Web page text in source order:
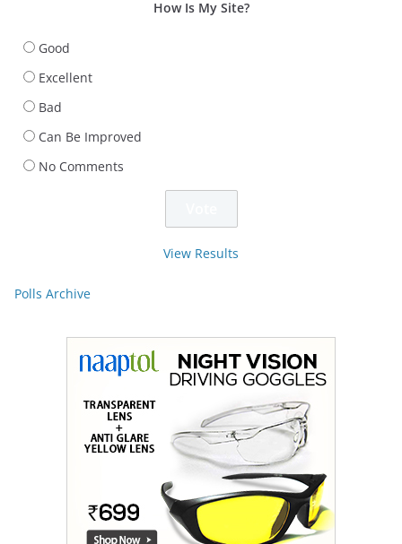
How Is My Site?
Good
Excellent
Bad
Can Be Improved
No Comments
View Results
Polls Archive